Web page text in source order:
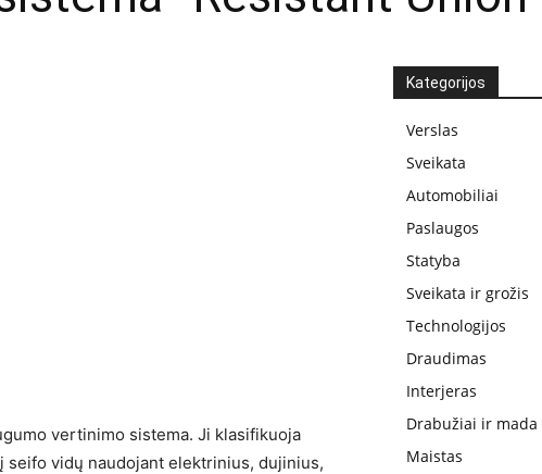
vertinimo sistema. Ji klasifikuoja
seifo vidų naudojant elektrinius, dujinius,
Kategorijos
Verslas
Sveikata
Automobiliai
Paslaugos
Statyba
Sveikata ir grožis
Technologijos
Draudimas
Interjeras
Drabužiai ir mada
Maistas